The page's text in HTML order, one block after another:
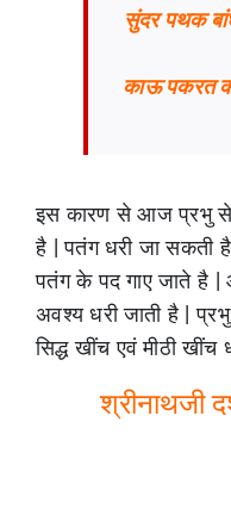
सुंदर पथक
काऊ पकरत
इस कारण से आज प्रभु
है | पतंग धरी जा
पतंग के पद गाए जाते है |
अवश्य धरी जाती है |
सिद्ध खींच एवं मीठी खींच
श्रीनाथजी